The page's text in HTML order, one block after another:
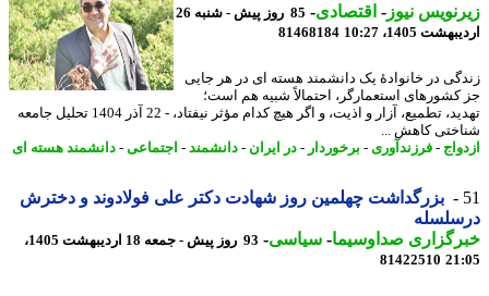
نیوز-اقتصادی-
85 روز پیش - شنبه 26
1405، 10:27
81468184
در خانوادهٔ یک دانشمند هسته ای در هر جایی
استعمارگر، احتمالاً شبیه هم است؛
تهدید، تطمیع، آزار و اذیت، و اگر هیچ کدام مؤثر نیفتاد، - 22 آذر 1404 تحلیل جامعه
کاهش ...
-فرزندآوری - برخوردار-در ایران - دانشمند-اجتماعی-دانشمند هسته ای
بزرگداشت چهلمین روز شهادت دکتر علی فولادوند و دخترش
صداوسیما-سیاسی-
93 روز پیش - جمعه 18 اردیبهشت 1405،
81422510